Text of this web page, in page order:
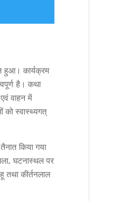
हुआ। कार्यक्रम
है। कथा
वाहन में
को स्वास्थ्यगत्
किया गया
घटनास्थल पर
तथा कीर्तनलाल